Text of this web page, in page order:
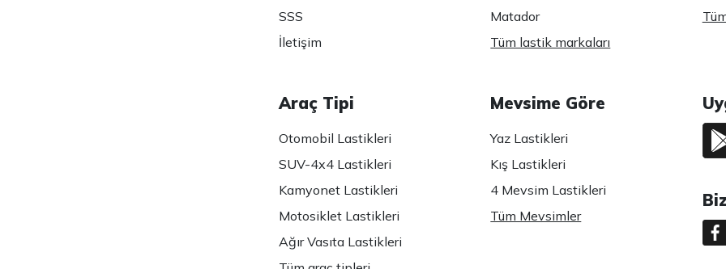
SSS
İletişim
Matador
Tüm lastik markaları
Araç Tipi
Otomobil Lastikleri
SUV-4x4 Lastikleri
Kamyonet Lastikleri
Motosiklet Lastikleri
Ağır Vasıta Lastikleri
Mevsime Göre
Yaz Lastikleri
Kış Lastikleri
4 Mevsim Lastikleri
Tüm Mevsimler